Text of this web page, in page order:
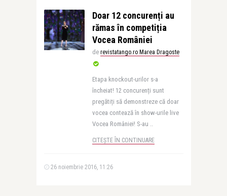
Doar 12 concurenți au
rămas în competiția
Vocea României
de revistatango.ro Marea Dragoste
Etapa knockout-urilor s-a
încheiat! 12 concurenți sunt
pregătiți să demonstreze că doar
vocea contează în show-urile live
Vocea României! S-au ..
CITEȘTE ÎN CONTINUARE
26 noiembrie 2016, 11:26